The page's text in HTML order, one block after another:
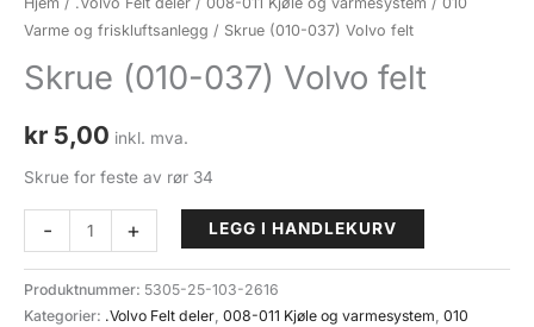
Varme og friskluftsanlegg / Skrue (010-037) Volvo felt
Skrue (010-037) Volvo felt
kr 5,00 inkl. mva.
Skrue for feste av rør 34
-
(010-
037)
Volvo
+ LEGG I HANDLEKURV
Produktnummer: 5305-25-103-2616
Kategorier: .Volvo Felt deler 008-011 Kjøle og varmesystem 010